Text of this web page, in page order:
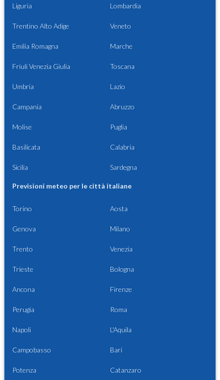
Liguria Lombardia
Trentino Alto Adige Veneto
Emilia Romagna Marche
Friuli Venezia Giulia Toscana
Umbria Lazio
Campania Abruzzo
Molise Puglia
Basilicata Calabria
Sicilia Sardegna
Previsioni meteo per le città italiane
Torino Aosta
Genova Milano
Trento Venezia
Trieste Bologna
Ancona Firenze
Perugia Roma
Napoli L'Aquila
Campobasso Bari
Potenza Catanzaro